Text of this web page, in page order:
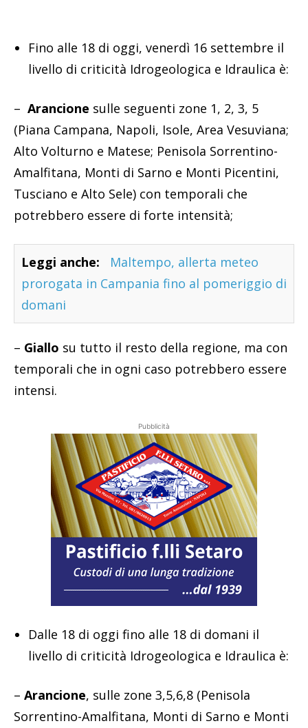
Fino alle 18 di oggi, venerdì 16 settembre il
livello di criticità Idrogeologica e Idraulica è:
– Arancione sulle seguenti zone 1, 2, 3, 5
(Piana Campana, Napoli, Isole, Area Vesuviana;
Alto Volturno e Matese; Penisola Sorrentino-
Amalfitana, Monti di Sarno e Monti Picentini,
Tusciano e Alto Sele) con temporali che
potrebbero essere di forte intensità;
Leggi anche:
Maltempo, allerta meteo
prorogata in Campania fino al pomeriggio di
domani
– Giallo su tutto il resto della regione, ma con
temporali che in ogni caso potrebbero essere
intensi.
Pubblicità
Dalle 18 di oggi fino alle 18 di domani il
livello di criticità Idrogeologica e Idraulica è:
– Arancione, sulle zone 3,5,6,8 (Penisola
Sorrentino-Amalfitana, Monti di Sarno e Monti